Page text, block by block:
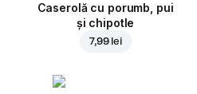
Caserolă cu porumb, pui
și chipotle
7,99 lei